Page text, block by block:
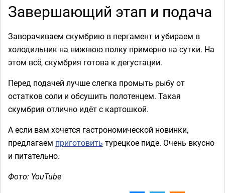
Завершающий этап и подача
Заворачиваем скумбрию в пергамент и убираем в
холодильник на нижнюю полку примерно на сутки. На
этом всё, скумбрия готова к дегустации.
Перед подачей лучше слегка промыть рыбу от
остатков соли и обсушить полотенцем. Такая
скумбрия отлично идёт с картошкой.
А если вам хочется гастрономической новинки,
предлагаем приготовить турецкое пиде. Очень вкусно
и питательно.
Фото: YouTube